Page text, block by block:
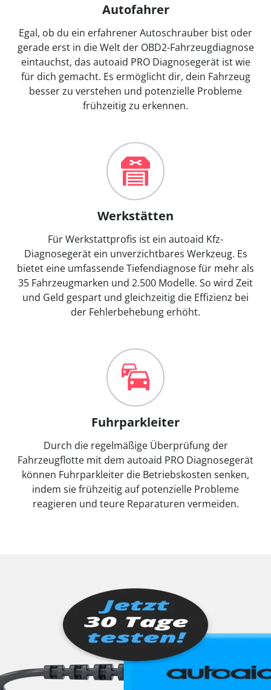
Autofahrer
Egal, ob du ein erfahrener Autoschrauber bist oder
gerade erst in die Welt der OBD2-Fahrzeugdiagnose
eintauchst, das autoaid PRO Diagnosegerät ist wie
für dich gemacht. Es ermöglicht dir, dein Fahrzeug
besser zu verstehen und potenzielle Probleme
frühzeitig zu erkennen.
Werkstätten
Für Werkstattprofis ist ein autoaid Kfz-
Diagnosegerät ein unverzichtbares Werkzeug. Es
bietet eine umfassende Tiefendiagnose für mehr als
35 Fahrzeugmarken und 2.500 Modelle. So wird Zeit
und Geld gespart und gleichzeitig die Effizienz bei
der Fehlerbehebung erhöht.
Fuhrparkleiter
Durch die regelmäßige Überprüfung der
Fahrzeugflotte mit dem autoaid PRO Diagnosegerät
können Fuhrparkleiter die Betriebskosten senken,
indem sie frühzeitig auf potenzielle Probleme
reagieren und teure Reparaturen vermeiden.